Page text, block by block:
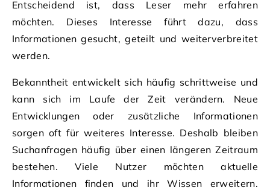
Entscheidend ist, dass Leser mehr erfahren
möchten. Dieses Interesse führt dazu, dass
Informationen gesucht, geteilt und weiterverbreitet
werden.
Bekanntheit entwickelt sich häufig schrittweise und
kann sich im Laufe der Zeit verändern. Neue
Entwicklungen oder zusätzliche Informationen
sorgen oft für weiteres Interesse. Deshalb bleiben
Suchanfragen häufig über einen längeren Zeitraum
bestehen. Viele Nutzer möchten aktuelle
Informationen finden und ihr Wissen erweitern.